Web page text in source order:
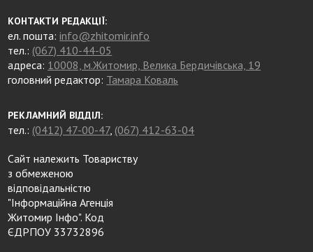
КОНТАКТИ РЕДАКЦІЇ:
ел. пошта:info@zhitomir.info
тел.: (067) 410-44-05
адреса: 10008, м.Житомир, Велика Бердичівська, 19
головний редактор: Тамара Коваль
РЕКЛАМНИЙ ВІДДІЛ:
тел.: (0412) 47-00-47, (067) 412-63-04
Сайт належить Товариству
з обмеженою
відповідальністю
"Інформаційна Агенція
Житомир Інфо". Код
ЄДРПОУ 33732896